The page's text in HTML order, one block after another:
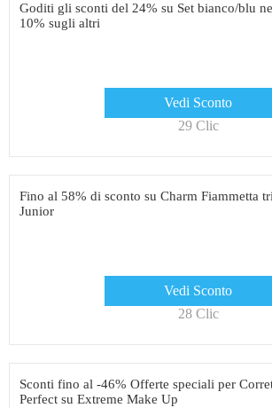
Goditi gli sconti del 24% su Set bianco/blu
10% sugli altri
Vedi Sconto
29 Clic
Fino al 58% di sconto su Charm Fiammetta
Junior
Vedi Sconto
28 Clic
Sconti fino al -46% Offerte speciali per
Perfect su Extreme Make Up